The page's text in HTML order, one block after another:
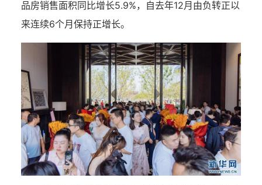
品房销售面积同比增长5.9%，自去年12月由负转正以
来连续6个月保持正增长。